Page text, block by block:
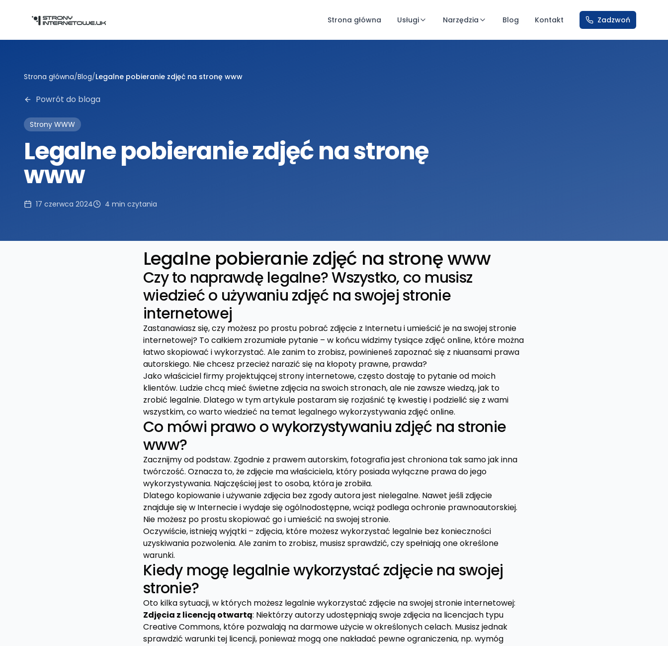
Strona główna Usługi Narzędzia Blog Kontakt Zadzwoń
Strona główna/Blog/Legalne pobieranie zdjęć na stronę www
Powrót do bloga
Strony WWW
Legalne pobieranie zdjęć na stronę
www
17 czerwca 2024 4 min czytania
Legalne pobieranie zdjęć na stronę www
Czy to naprawdę legalne? Wszystko, co musisz
wiedzieć o używaniu zdjęć na swojej stronie
internetowej
Zastanawiasz się, czy możesz po prostu pobrać zdjęcie z Internetu i umieścić je na swojej stronie
internetowej? To całkiem zrozumiałe pytanie – w końcu widzimy tysiące zdjęć online, które można
łatwo skopiować i wykorzystać. Ale zanim to zrobisz, powinieneś zapoznać się z niuansami prawa
autorskiego. Nie chcesz przecież narazić się na kłopoty prawne, prawda?
Jako właściciel firmy projektującej strony internetowe, często dostaję to pytanie od moich
klientów. Ludzie chcą mieć świetne zdjęcia na swoich stronach, ale nie zawsze wiedzą, jak to
zrobić legalnie. Dlatego w tym artykule postaram się rozjaśnić tę kwestię i podzielić się z wami
wszystkim, co warto wiedzieć na temat legalnego wykorzystywania zdjęć online.
Co mówi prawo o wykorzystywaniu zdjęć na stronie
www?
Zacznijmy od podstaw. Zgodnie z prawem autorskim, fotografia jest chroniona tak samo jak inna
twórczość. Oznacza to, że zdjęcie ma właściciela, który posiada wyłączne prawa do jego
wykorzystywania. Najczęściej jest to osoba, która je zrobiła.
Dlatego kopiowanie i używanie zdjęcia bez zgody autora jest nielegalne. Nawet jeśli zdjęcie
znajduje się w Internecie i wydaje się ogólnodostępne, wciąż podlega ochronie prawnoautorskiej.
Nie możesz po prostu skopiować go i umieścić na swojej stronie.
Oczywiście, istnieją wyjątki – zdjęcia, które możesz wykorzystać legalnie bez konieczności
uzyskiwania pozwolenia. Ale zanim to zrobisz, musisz sprawdzić, czy spełniają one określone
warunki.
Kiedy mogę legalnie wykorzystać zdjęcie na swojej
stronie?
Oto kilka sytuacji, w których możesz legalnie wykorzystać zdjęcie na swojej stronie internetowej:
Zdjęcia z licencją otwartą: Niektórzy autorzy udostępniają swoje zdjęcia na licencjach typu
Creative Commons, które pozwalają na darmowe użycie w określonych celach. Musisz jednak
sprawdzić warunki tej licencji, ponieważ mogą one nakładać pewne ograniczenia, np. wymóg